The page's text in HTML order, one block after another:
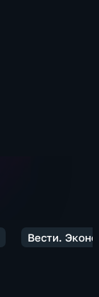
Вести.